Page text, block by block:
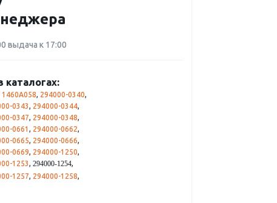
выдача к 17:00
каталогах:
1460A058, 294000-0340,
0343, 294000-0344,
0347, 294000-0348,
0661 , 294000-0662,
0665, 294000-0666,
0669, 294000-1250,
1253, 294000-1254,
1257, 294000-1258,